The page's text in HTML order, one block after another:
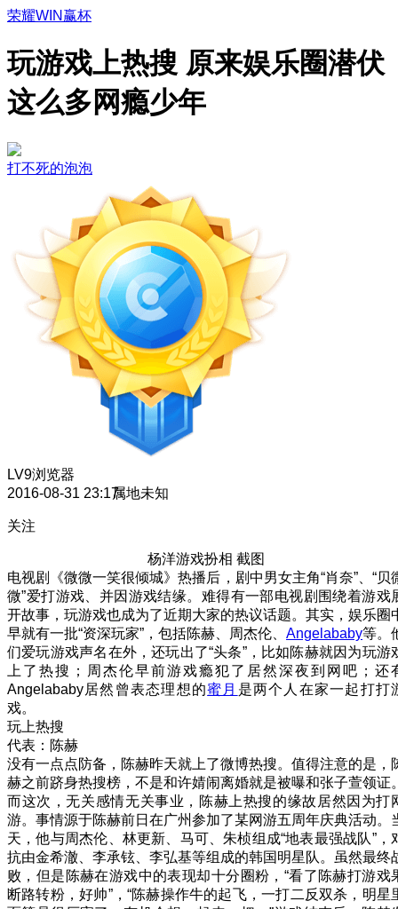
荣耀WIN赢杯
玩游戏上热搜 原来娱乐圈潜伏
这么多网瘾少年
打不死的泡泡
LV9浏览器
2016-08-31 23:17属地未知
关注
杨洋游戏扮相 截图
电视剧《微微一笑很倾城》热播后，剧中男女主角“肖奈”、“贝
微”爱打游戏、并因游戏结缘。难得有一部电视剧围绕着游戏
开故事，玩游戏也成为了近期大家的热议话题。其实，娱乐圈
早就有一批“资深玩家”，包括陈赫、周杰伦、 Angelababy等。
们爱玩游戏声名在外，还玩出了“头条”，比如陈赫就因为玩游
上了热搜；周杰伦早前游戏瘾犯了居然深夜到网吧；还
Angelababy居然曾表态理想的蜜月 是两个人在家一起打打
戏。
玩上热搜
代表：陈赫
没有一点点防备，陈赫昨天就上了微博热搜。值得注意的是，
赫之前跻身热搜榜，不是和许婧闹离婚就是被曝和张子萱领证
而这次，无关感情无关事业，陈赫上热搜的缘故居然因为打
游。事情源于陈赫前日在广州参加了某网游五周年庆典活动。
天，他与周杰伦、林更新、马可、朱桢组成“地表最强战队”，
抗由金希澈、李承铉、李弘基等组成的韩国明星队。虽然最终
败，但是陈赫在游戏中的表现却十分圈粉，“看了陈赫打游戏
断路转粉，好帅”，“陈赫操作牛的起飞，一打二反双杀，明星